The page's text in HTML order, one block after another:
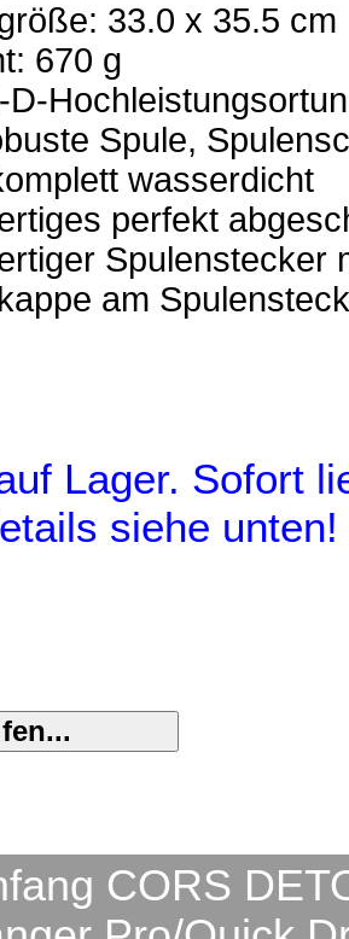
33.0 x 35.5 cm
670 g
D-
Spule,
wasserdicht
perfekt
Spulenstecker
am
Lager. Sofort
siehe unten!
CORS